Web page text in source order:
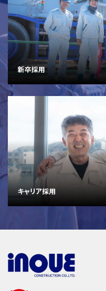
新卒採用
キャリア採用